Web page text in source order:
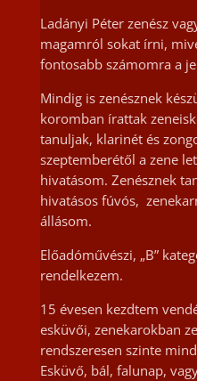
Ladányi Péter zenész
magamról sokat írni,
fontosabb számomra a
Mindig is zenésznek
koromban írattak
tanuljak, klarinét és
szeptemberétől a zene
hivatásom. Zenésznek
hivatásos fúvós,
állásom.
Előadóművészi, „B”
rendelkezem.
15 évesen kezdtem
esküvői, zenekarokban
rendszeresen szinte
Esküvő, bál, falunap,